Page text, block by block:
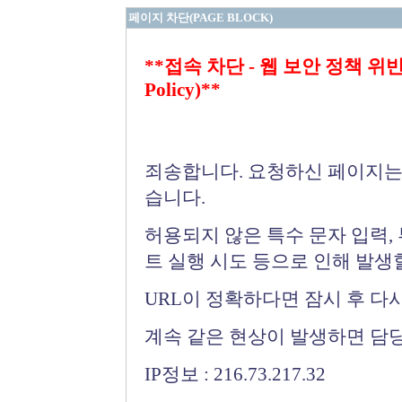
페이지 차단(PAGE BLOCK)
**접속 차단 - 웹 보안 정책 위
Policy)**
죄송합니다. 요청하신 페이지
습니다.
허용되지 않은 특수 문자 입력
트 실행 시도 등으로 인해 발생
URL이 정확하다면 잠시 후 다
계속 같은 현상이 발생하면 담
IP정보 : 216.73.217.32